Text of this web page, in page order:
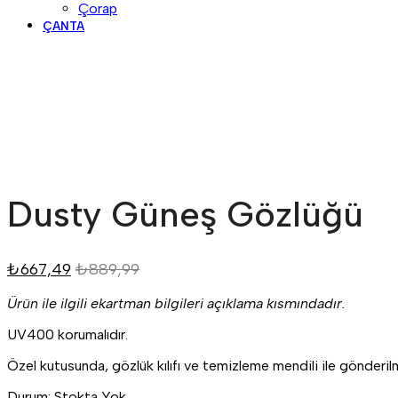
Çorap
ÇANTA
Dusty Güneş Gözlüğü
₺667,49 ₺889,99
Ürün ile ilgili ekartman bilgileri açıklama kısmındadır.
UV400 korumalıdır.
Özel kutusunda, gözlük kılıfı ve temizleme mendili ile